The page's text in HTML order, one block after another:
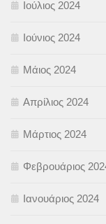
Ιούλιος 2024
Ιούνιος 2024
Μάιος 2024
Απρίλιος 2024
Μάρτιος 2024
Φεβρουάριος
Ιανουάριος 2024